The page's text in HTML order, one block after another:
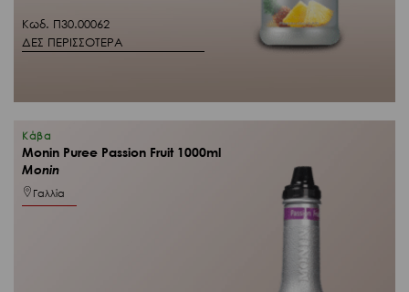
Κωδ. Π30.00062
ΔΕΣ ΠΕΡΙΣΣΟΤΕΡΑ
Κάβα
Monin Puree Passion Fruit 1000ml
Monin
Γαλλία